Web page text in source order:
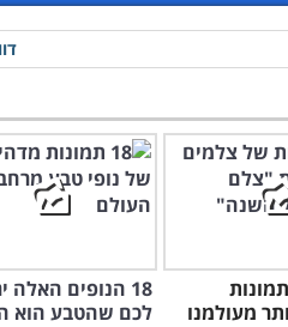
20 התמונות
מעולמנו
18 הנופים האלה
לכם שהטבע הוא